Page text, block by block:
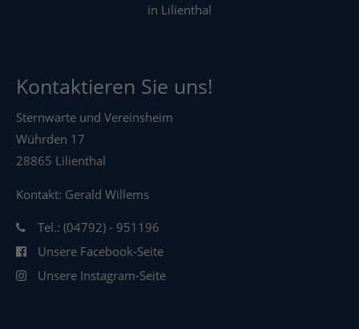
in Lilienthal
Kontaktieren Sie uns!
Sternwarte und Vereinsheim
Wührden 17
28865 Lilienthal
Kontakt: Gerald Willems
Tel.: (04792) - 951196
Unsere Facebook-Seite
Unsere Instagram-Seite